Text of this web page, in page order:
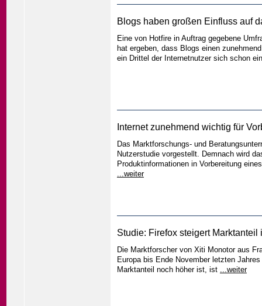
Blogs haben großen Einfluss auf
Eine von Hotfire in Auftrag gegebene
hat ergeben, dass Blogs einen
ein Drittel der Internetnutzer sich schon
Internet zunehmend wichtig für
Das Marktforschungs- und
Nutzerstudie vorgestellt. Demnach wird
Produktinformationen in Vorbereitung
...weiter
Studie: Firefox steigert Marktanteil
Die Marktforscher von Xiti Monotor aus
Europa bis Ende November letzten
Marktanteil noch höher ist, ist ...weiter